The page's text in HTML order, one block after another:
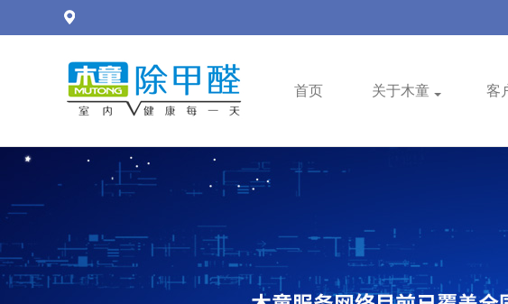
首页 关于木童 客